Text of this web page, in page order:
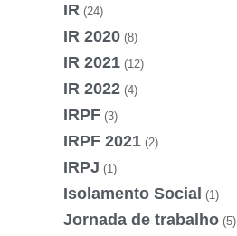
IR (24)
IR 2020 (8)
IR 2021 (12)
IR 2022 (4)
IRPF (3)
IRPF 2021 (2)
IRPJ (1)
Isolamento Social (1)
Jornada de trabalho (5)